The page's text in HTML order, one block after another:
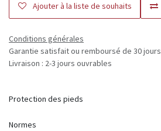
Ajouter à la liste de souhaits
Conditions générales
Garantie satisfait ou remboursé de 30 jours
Livraison : 2-3 jours ouvrables
Protection des pieds
Normes